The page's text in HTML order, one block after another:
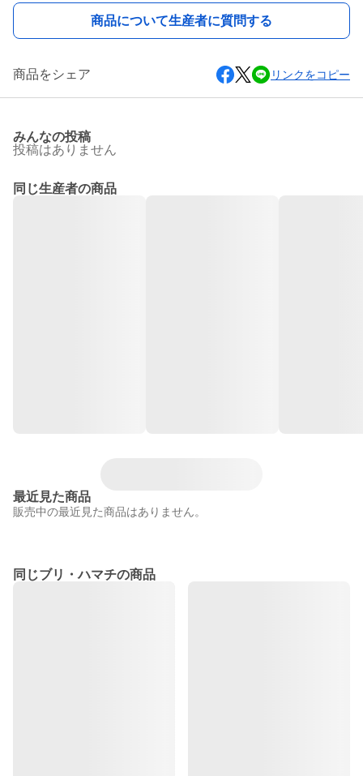
商品について生産者に質問する
商品をシェア リンクをコピー
みんなの投稿
投稿はありません
同じ生産者の商品
最近見た商品
販売中の最近見た商品はありません。
同じブリ・ハマチの商品